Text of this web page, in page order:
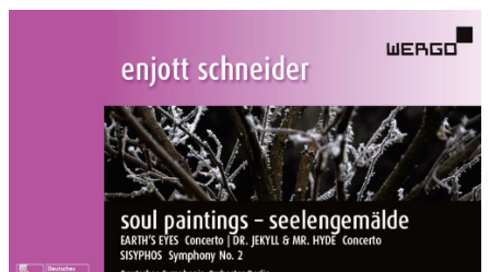
architektonisch mit Tönen, Farben, Strukturen oder Gattungen
und ist komponierte „Form“. Alle musikalische Bausteine
(Intervalle, Rhythmen, Klangfarben, Motive, Tempo) sind aber
auch durch die musikgeschichtliche Verwendung in konstanten
inhaltlichen Kontexten als „Ausdruck einer Innerlichkeit“
beladen, – egal ob in Tradition von Liedern, Opern, Balletten
oder Musik mit geistlichem Wort. Daß Musik Ausdruck der Seele
sei, legt gerade der Typus des Solokonzertes nahe: erkennbar
in einem Individuum zentriert erschließen sich hier
Subjektivität und psychologische Grundierung des abstrakten
Klangstroms in besonderem Maß.
In den drei Werken dieser CD-Einspielung werden bewußt
seelische Abläufe – auch in mythologisch-kollektiver Einfärbung